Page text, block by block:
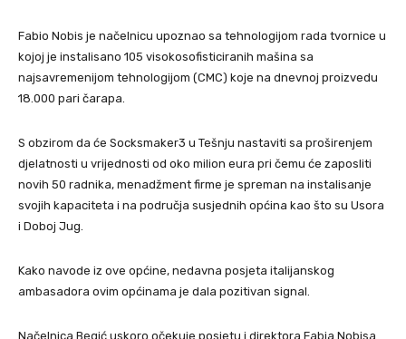
Fabio Nobis je načelnicu upoznao sa tehnologijom rada tvornice u
kojoj je instalisano 105 visokosofisticiranih mašina sa
najsavremenijom tehnologijom (CMC) koje na dnevnoj proizvedu
18.000 pari čarapa.
S obzirom da će Socksmaker3 u Tešnju nastaviti sa proširenjem
djelatnosti u vrijednosti od oko milion eura pri čemu će zaposliti
novih 50 radnika, menadžment firme je spreman na instalisanje
svojih kapaciteta i na područja susjednih općina kao što su Usora
i Doboj Jug.
Kako navode iz ove općine, nedavna posjeta italijanskog
ambasadora ovim općinama je dala pozitivan signal.
Načelnica Begić uskoro očekuje posjetu i direktora Fabia Nobisa